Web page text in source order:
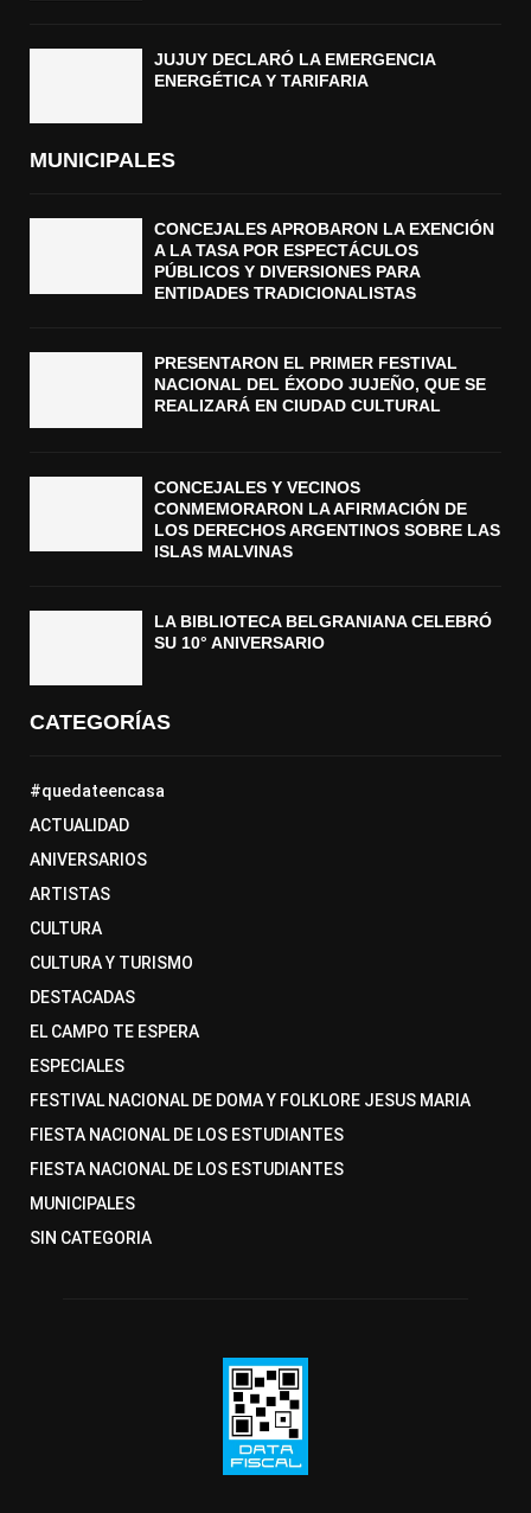
JUJUY DECLARÓ LA EMERGENCIA
ENERGÉTICA Y TARIFARIA
MUNICIPALES
CONCEJALES APROBARON LA EXENCIÓN
A LA TASA POR ESPECTÁCULOS
PÚBLICOS Y DIVERSIONES PARA
ENTIDADES TRADICIONALISTAS
PRESENTARON EL PRIMER FESTIVAL
NACIONAL DEL ÉXODO JUJEÑO, QUE SE
REALIZARÁ EN CIUDAD CULTURAL
CONCEJALES Y VECINOS
CONMEMORARON LA AFIRMACIÓN DE
LOS DERECHOS ARGENTINOS SOBRE LAS
ISLAS MALVINAS
LA BIBLIOTECA BELGRANIANA CELEBRÓ
SU 10° ANIVERSARIO
CATEGORÍAS
#quedateencasa
ACTUALIDAD
ANIVERSARIOS
ARTISTAS
CULTURA
CULTURA Y TURISMO
DESTACADAS
EL CAMPO TE ESPERA
ESPECIALES
FESTIVAL NACIONAL DE DOMA Y FOLKLORE JESUS MARIA
FIESTA NACIONAL DE LOS ESTUDIANTES
FIESTA NACIONAL DE LOS ESTUDIANTES
MUNICIPALES
SIN CATEGORIA